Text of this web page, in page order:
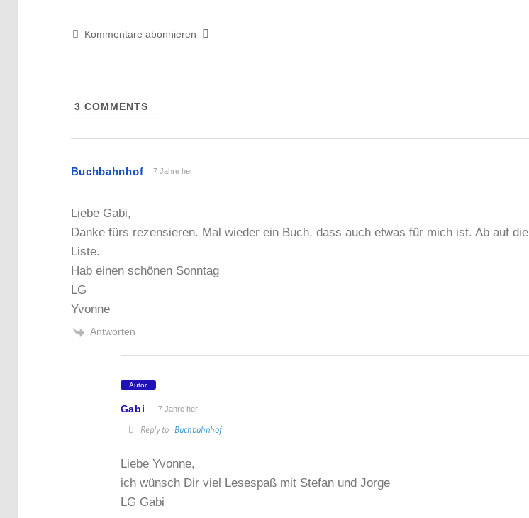
Kommentare abonnieren
3 COMMENTS
Buchbahnhof 7 Jahre her
Liebe Gabi,
Danke fürs rezensieren. Mal wieder ein Buch, dass auch etwas für mich ist. Ab auf die
Liste.
Hab einen schönen Sonntag
LG
Yvonne
Antworten
Autor
Gabi 7 Jahre her
Reply to Buchbahnhof
Liebe Yvonne,
ich wünsch Dir viel Lesespaß mit Stefan und Jorge
LG Gabi